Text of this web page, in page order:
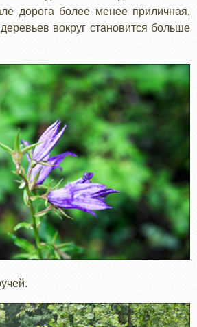
дорога более менее приличная,
вокруг становится больше